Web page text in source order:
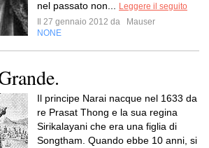
nel passato non...
Leggere il seguito
Il 27 gennaio 2012 da
Mauser
NONE
Il principe Narai nacque nel 1633 da
re Prasat Thong e la sua regina
Sirikalayani che era una figlia di
Songtham. Quando ebbe 10 anni, si